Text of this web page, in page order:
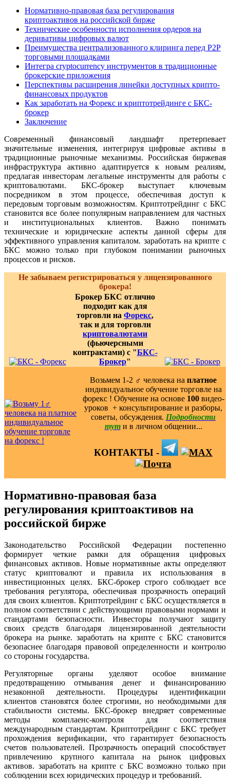
Нормативно-правовая база регулирования
криптоактивов на российской бирже
Технические особенности исполнения ордеров на
деривативы цифровых валют
Преимущества централизованного клиринга перед P2P
торговыми площадками
Интегра cryptocurrency инструментов в традиционные
брокерские приложения
Перспективы расширения линейки доступных крипто-
финансовых продуктов
Как заработать на Форекс и криптотрейдинге с БКС-
брокер
Заключение
Современный финансовый ландшафт претерпевает
значительные изменения, интегрируя цифровые активы в
традиционные рыночные механизмы. Российская биржевая
инфраструктура активно адаптируется к новым реалиям,
предлагая инвесторам легальные инструменты для работы с
криптовалютами. БКС-брокер выступает ключевым
посредником в этом процессе, обеспечивая доступ к
передовым торговым возможностям. Криптотрейдинг с БКС
становится все более популярным направлением для частных
и институциональных клиентов. Важно понимать
технические и юридические аспекты данной сферы для
эффективного управления капиталом. заработать на крипте с
БКС можно только при глубоком понимании рыночных
процессов и рисков.
Не забываем регистрироваться у лицензированного
брокера!
Брокер БКС отлично
подходит как для
торговли на Форекс,
так и для торговли
криптовалютами
(фьючерсными
контрактами) с "БКС-
Брокер"
Возьмем 1-2 ‍♂️ человека на платное
индивидуальное обучение торговле на
форекс ! Обучение на основе 100видео-
уроков ️ + консультирование и разборы,
советы, обсуждения. Подробности
тут и в личном общении...
КОНТАКТЫ -
Нормативно-правовая база
регулирования криптоактивов на
российской бирже
Законодательство Российской Федерации постепенно
формирует четкие рамки для обращения цифровых
финансовых активов. Новые нормативные акты определяют
статус криптовалют и правила их использования в
инвестиционных целях. БКС-брокер строго соблюдает все
требования регулятора, обеспечивая прозрачность операций
для своих клиентов. Криптотрейдинг с БКС осуществляется в
полном соответствии с действующими правовыми нормами и
стандартами безопасности. Инвесторы получают защиту
своих средств благодаря лицензированной деятельности
брокера на рынке. заработать на крипте с БКС становится
безопаснее благодаря правовой определенности и контролю
со стороны государства.
Регуляторные органы уделяют особое внимание
предотвращению отмывания денег и финансированию
незаконной деятельности. Процедуры идентификации
клиентов становятся более строгими, но необходимыми для
стабильности системы. БКС-брокер внедряет современные
методы комплаенс-контроля для соответствия
международным стандартам. Криптотрейдинг с БКС требует
прохождения верификации, что гарантирует безопасность
счетов пользователей. Прозрачность операций способствует
привлечению крупного капитала на рынок цифровых
активов. заработать на крипте с БКС возможно только при
соблюдении всех юридических процедур и требований.